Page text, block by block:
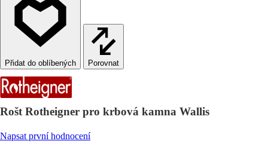
Porovnat
Rošt Rotheigner pro krbová kamna Wallis
Napsat první hodnocení